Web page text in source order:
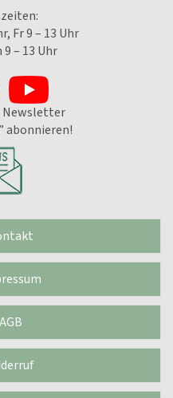
Fr 9 – 13 Uhr
– 13 Uhr
Newsletter
abonnieren!
AGB